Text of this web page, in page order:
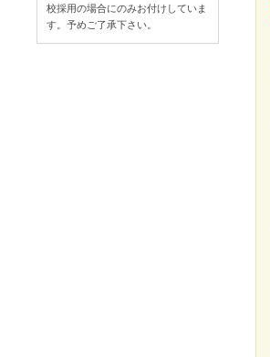
校採用の場合にのみお付けしていま
す。予めご了承下さい。